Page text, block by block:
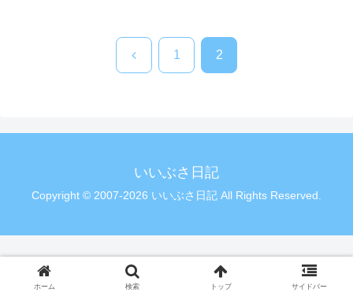
前 1 2
いいぶさ日記
Copyright © 2007-2026 いいぶさ日記 All Rights Reserved.
ホーム 検索 トップ サイドバー